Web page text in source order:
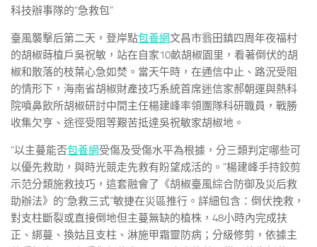
科技辦事隊的“急救包”
臺風襲擊后第二天，登岸點包養網文昌市翁田鎮四周年夜福村
的胡椒蒔植戶吳祝敏，站在自家10畝胡椒園里，看著倒伏的胡
椒和散落的枝葉心急如焚。當天午時，在通信中止、路況受阻
的情形下，海南省胡椒財產技巧系統首席迷信家郝朝運與熱科
院噴鼻飲所胡椒研討中間主任楊建峰率領團隊科研職員，戰勝
收集欠亨、途徑受阻等艱苦抵達吳祝敏家胡椒地。
“以主蔓能否包養網受傷及受傷水平為根據，分三類判定哪些可
以優先救助，與時光競走先救有盼望成活的。”楊建峰手持鉸剪
示范分類施救技巧，這套融會了《胡椒臺風綜合防御及災后救
助辦法》的“急救三式”敏捷在災區推行。詳細包含：倒伏挽救，
對支柱斷裂或直接倒地但主蔓無缺的植株，48小時內完成扶
正、綁蔓、換姑且支柱、淋施甲霜靈防病；分級修剪，依據主